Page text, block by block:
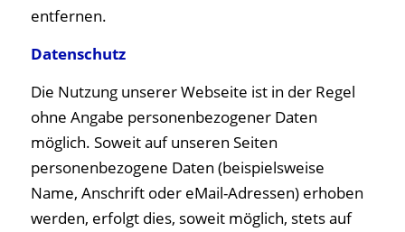
entfernen.
Datenschutz
Die Nutzung unserer Webseite ist in der Regel
ohne Angabe personenbezogener Daten
möglich. Soweit auf unseren Seiten
personenbezogene Daten (beispielsweise
Name, Anschrift oder eMail-Adressen) erhoben
werden, erfolgt dies, soweit möglich, stets auf